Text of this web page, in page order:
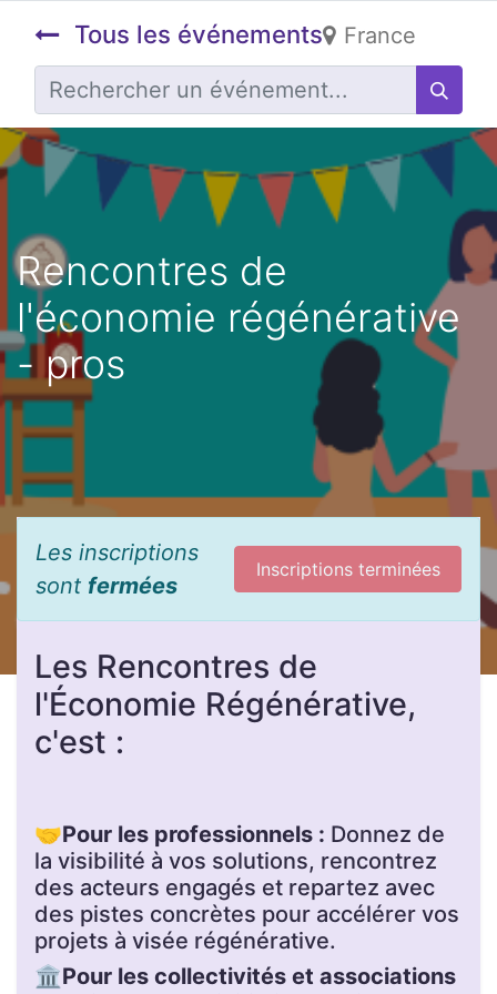
Tous les événements France
Rencontres de
l'économie régénérative
- pros
Les inscriptions
sont fermées
Inscriptions terminées
Les Rencontres de
l'Économie Régénérative,
c'est :
🤝Pour les professionnels : Donnez de
la visibilité à vos solutions, rencontrez
des acteurs engagés et repartez avec
des pistes concrètes pour accélérer vos
projets à visée régénérative.
🏛️Pour les collectivités et associations